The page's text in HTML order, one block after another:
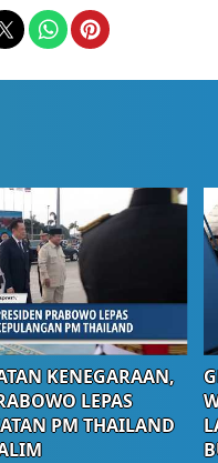
KENEGARAAN,
LEPAS
PM THAILAND